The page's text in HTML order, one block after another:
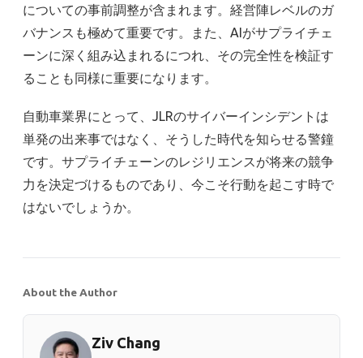
についての事前調整が含まれます。経営陣レベルのガ
バナンスも極めて重要です。また、AIがサプライチェ
ーンに深く組み込まれるにつれ、その完全性を検証す
ることも同様に重要になります。
自動車業界にとって、JLRのサイバーインシデントは
単発の出来事ではなく、そうした時代を知らせる警鐘
です。サプライチェーンのレジリエンスが将来の競争
力を決定づけるものであり、今こそ行動を起こす時で
はないでしょうか。
About the Author
Ziv Chang